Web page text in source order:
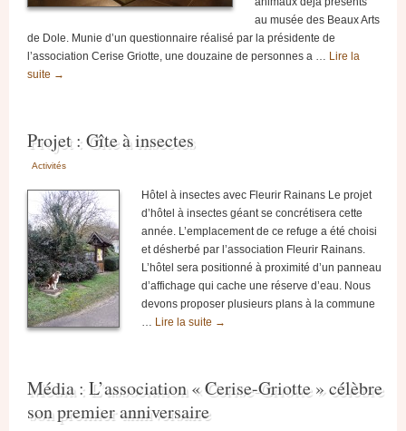
au musée des Beaux Arts
de Dole. Munie d’un questionnaire réalisé par la présidente de
l’association Cerise Griotte, une douzaine de personnes a … Lire la
suite →
Projet : Gîte à insectes
Activités
Hôtel à insectes avec Fleurir Rainans Le projet
d’hôtel à insectes géant se concrétisera cette
année. L’emplacement de ce refuge a été choisi
et désherbé par l’association Fleurir Rainans.
L’hôtel sera positionné à proximité d’un panneau
d’affichage qui cache une réserve d’eau. Nous
devons proposer plusieurs plans à la commune
… Lire la suite →
Média : L’association « Cerise-Griotte » célèbre
son premier anniversaire